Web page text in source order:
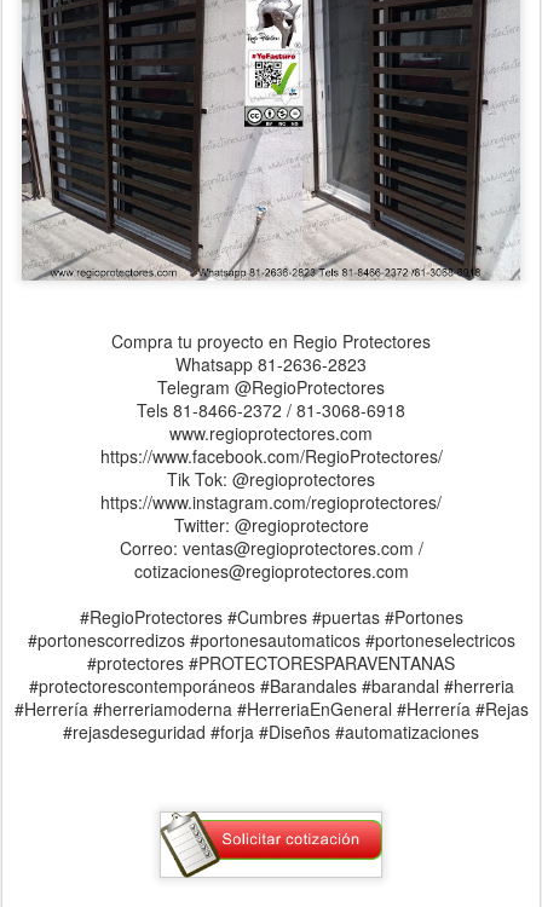
Compra tu proyecto en Regio Protectores
Whatsapp 81-2636-2823
Telegram @RegioProtectores
Tels 81-8466-2372 / 81-3068-6918
www.regioprotectores.com
https://www.facebook.com/RegioProtectores/
Tik Tok: @regioprotectores
https://www.instagram.com/regioprotectores/
Twitter: @regioprotectore
Correo: ventas@regioprotectores.com /
cotizaciones@regioprotectores.com
#RegioProtectores #Cumbres #puertas #Portones
#portonescorredizos #portonesautomaticos #portoneselectricos
#protectores #PROTECTORESPARAVENTANAS
#protectorescontemporáneos #Barandales #barandal #herreria
#Herrería #herreriamoderna #HerreriaEnGeneral #Herrería #Rejas
#rejasdeseguridad #forja #Diseños #automatizaciones